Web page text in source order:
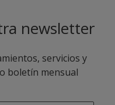
newsletter
servicios y
boletín mensual